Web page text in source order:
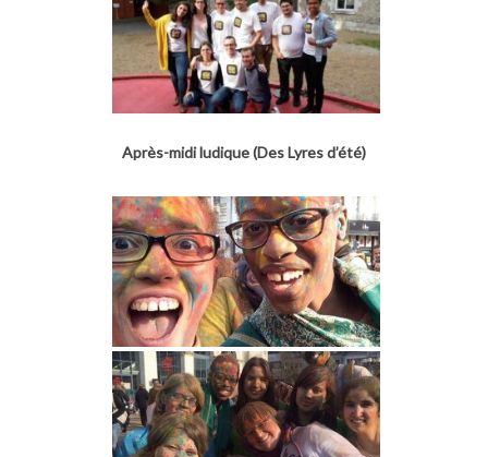
Après-midi ludique (Des Lyres d’été)